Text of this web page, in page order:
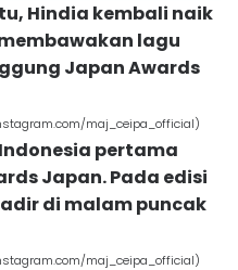
Hindia kembali naik
lagu
Japan Awards
maj_ceipa_official)
pertama
Japan. Pada edisi
di malam puncak
maj_ceipa_official)